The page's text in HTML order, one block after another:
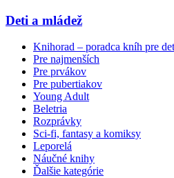
Deti a mládež
Knihorad – poradca kníh pre
Pre najmenších
Pre prvákov
Pre pubertiakov
Young Adult
Beletria
Rozprávky
Sci-fi, fantasy a komiksy
Leporelá
Náučné knihy
Ďalšie kategórie